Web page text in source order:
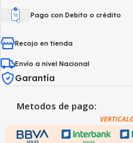
Pago con Debito o crédito
Recojo en tienda
Envío a nivel Nacional
Garantía
Metodos de pago: